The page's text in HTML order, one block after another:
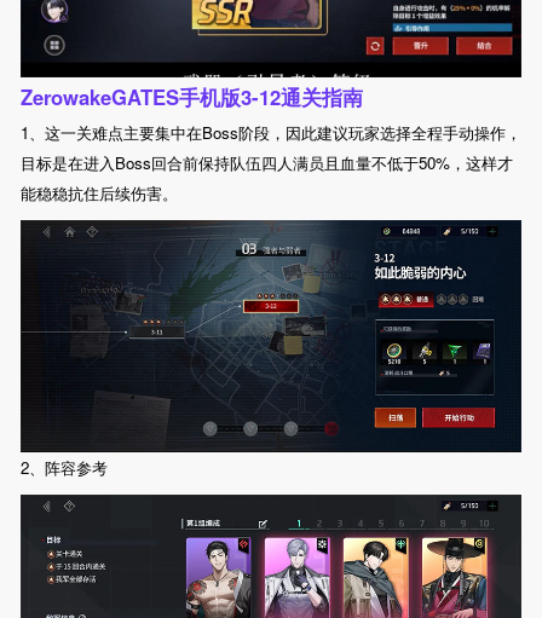
ZerowakeGATES手机版3-12通关指南
1、这一关难点主要集中在Boss阶段，因此建议玩家选择全程手动操作，
目标是在进入Boss回合前保持队伍四人满员且血量不低于50%，这样才
能稳稳抗住后续伤害。
2、阵容参考